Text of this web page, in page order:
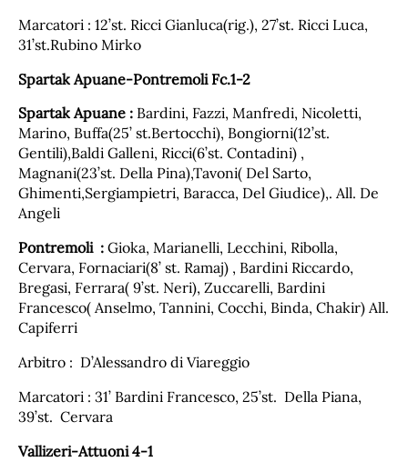
Marcatori : 12’st. Ricci Gianluca(rig.), 27’st. Ricci Luca,
31’st.Rubino Mirko
Spartak Apuane-Pontremoli Fc.1-2
Spartak Apuane : Bardini, Fazzi, Manfredi, Nicoletti,
Marino, Buffa(25’ st.Bertocchi), Bongiorni(12’st.
Gentili),Baldi Galleni, Ricci(6’st. Contadini) ,
Magnani(23’st. Della Pina),Tavoni( Del Sarto,
Ghimenti,Sergiampietri, Baracca, Del Giudice),. All. De
Angeli
Pontremoli : Gioka, Marianelli, Lecchini, Ribolla,
Cervara, Fornaciari(8’ st. Ramaj) , Bardini Riccardo,
Bregasi, Ferrara( 9’st. Neri), Zuccarelli, Bardini
Francesco( Anselmo, Tannini, Cocchi, Binda, Chakir) All.
Capiferri
Arbitro : D’Alessandro di Viareggio
Marcatori : 31’ Bardini Francesco, 25’st. Della Piana,
39’st. Cervara
Vallizeri-Attuoni 4-1